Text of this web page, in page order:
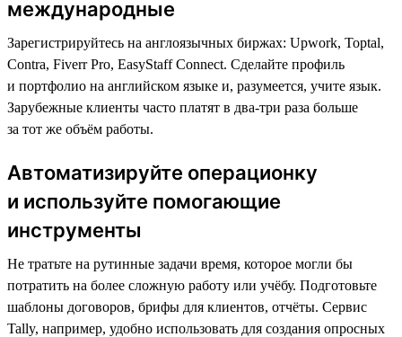
международные
Зарегистрируйтесь на англоязычных биржах: Upwork, Toptal,
Contra, Fiverr Pro, EasyStaff Connect. Сделайте профиль
и портфолио на английском языке и, разумеется, учите язык.
Зарубежные клиенты часто платят в два-три раза больше
за тот же объём работы.
Автоматизируйте операционку
и используйте помогающие
инструменты
Не тратьте на рутинные задачи время, которое могли бы
потратить на более сложную работу или учёбу. Подготовьте
шаблоны договоров, брифы для клиентов, отчёты. Сервис
Tally, например, удобно использовать для создания опросных